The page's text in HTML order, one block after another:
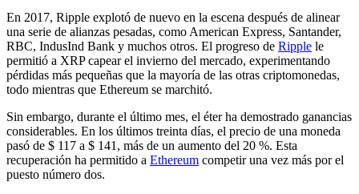
En 2017, Ripple explotó de nuevo en la escena después de alinear
una serie de alianzas pesadas, como American Express, Santander,
RBC, IndusInd Bank y muchos otros. El progreso de Ripple le
permitió a XRP capear el invierno del mercado, experimentando
pérdidas más pequeñas que la mayoría de las otras criptomonedas,
todo mientras que Ethereum se marchitó.
Sin embargo, durante el último mes, el éter ha demostrado ganancias
considerables. En los últimos treinta días, el precio de una moneda
pasó de $ 117 a $ 141, más de un aumento del 20 %. Esta
recuperación ha permitido a Ethereum competir una vez más por el
puesto número dos.